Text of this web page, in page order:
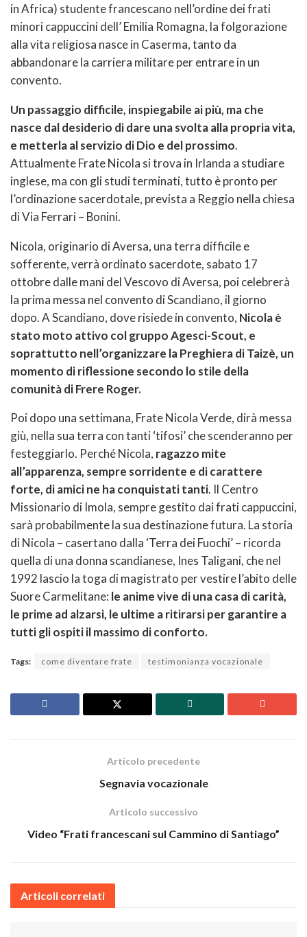
in Africa) studente francescano nell’ordine dei frati
minori cappuccini dell’ Emilia Romagna, la folgorazione
alla vita religiosa nasce in Caserma, tanto da
abbandonare la carriera militare per entrare in un
convento.
Un passaggio difficile, inspiegabile ai più, ma che
nasce dal desiderio di dare una svolta alla propria vita,
e metterla al servizio di Dio e del prossimo.
Attualmente Frate Nicola si trova in Irlanda a studiare
inglese, ma con gli studi terminati, tutto è pronto per
l’ordinazione sacerdotale, prevista a Reggio nella chiesa
di Via Ferrari – Bonini.
Nicola, originario di Aversa, una terra difficile e
sofferente, verrà ordinato sacerdote, sabato 17
ottobre dalle mani del Vescovo di Aversa, poi celebrerà
la prima messa nel convento di Scandiano, il giorno
dopo. A Scandiano, dove risiede in convento, Nicola è
stato moto attivo col gruppo Agesci-Scout, e
soprattutto nell’organizzare la Preghiera di Taizè, un
momento di riflessione secondo lo stile della
comunità di Frere Roger.
Poi dopo una settimana, Frate Nicola Verde, dirà messa
giù, nella sua terra con tanti ‘tifosi’ che scenderanno per
festeggiarlo. Perché Nicola, ragazzo mite
all’apparenza, sempre sorridente e di carattere
forte, di amici ne ha conquistati tanti. Il Centro
Missionario di Imola, sempre gestito dai frati cappuccini,
sarà probabilmente la sua destinazione futura. La storia
di Nicola – casertano dalla ‘Terra dei Fuochi’ – ricorda
quella di una donna scandianese, Ines Taligani, che nel
1992 lascio la toga di magistrato per vestire l’abito delle
Suore Carmelitane: le anime vive di una casa di carità,
le prime ad alzarsi, le ultime a ritirarsi per garantire a
tutti gli ospiti il massimo di conforto.
Tags: come diventare frate testimonianza vocazionale
Articolo precedente
Segnavia vocazionale
Articolo successivo
Video “Frati francescani sul Cammino di Santiago”
Articoli correlati